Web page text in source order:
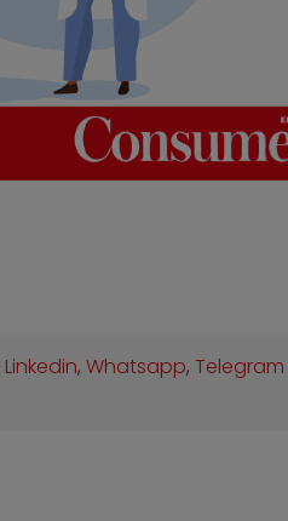
Linkedin,Whatsapp,Telegram